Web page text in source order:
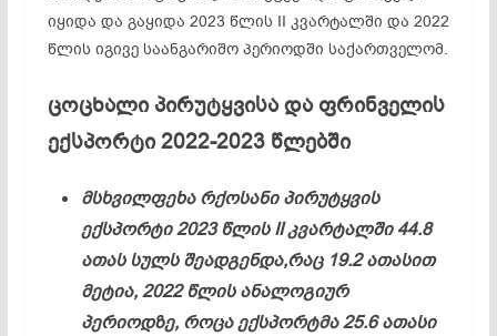
იყიდა და გაყიდა 2023 წლის II კვარტალში და 2022
წლის იგივე საანგარიშო პერიოდში საქართველომ.
ცოცხალი პირუტყვისა და ფრინველის
ექსპორტი 2022-2023 წლებში
მსხვილფეხა რქოსანი პირუტყვის
ექსპორტი 2023 წლის II კვარტალში 44.8
ათას სულს შეადგენდა,რაც 19.2 ათასით
მეტია, 2022 წლის ანალოგიურ
პერიოდზე, როცა ექსპორტმა 25.6 ათასი